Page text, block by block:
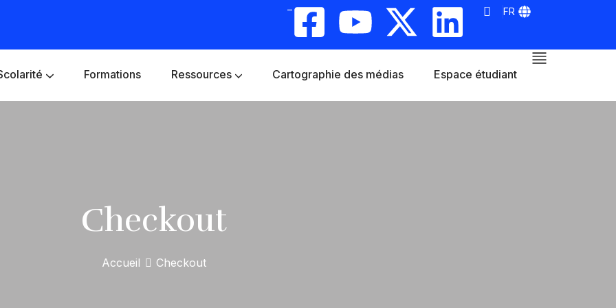
– FR
Formations Ressources Cartographie des médias Espace étudiant
Checkout
Accueil Checkout